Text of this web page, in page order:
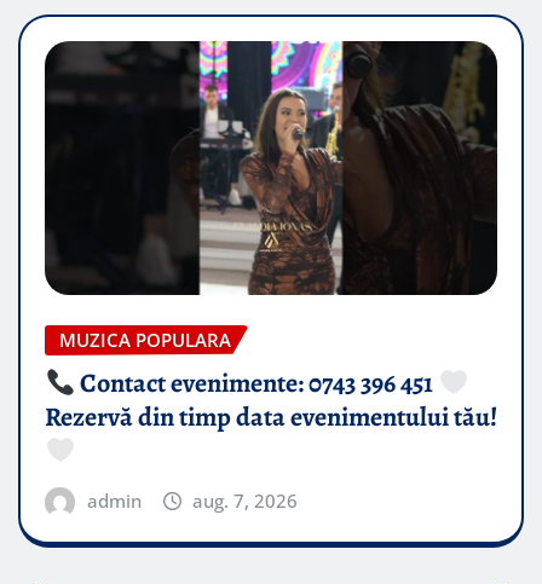
MUZICA POPULARA
Contact evenimente: 0743 396 451
Rezervă din timp data evenimentului tău!
admin aug. 7, 2026